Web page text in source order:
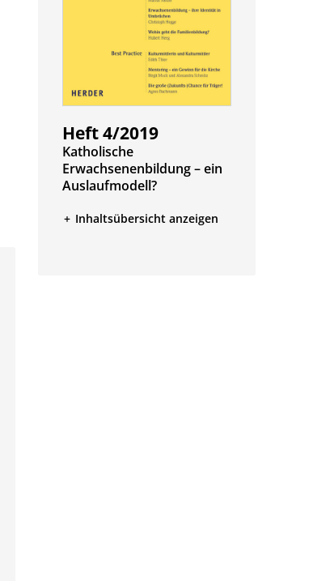
Heft 4/2019
:
Katholische
Erwachsenenbildung – ein
Auslaufmodell?
Inhaltsübersicht anzeigen